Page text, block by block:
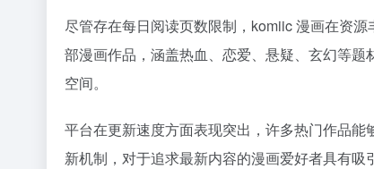
尽管存在每日阅读页数限制，komiic 漫画在资
部漫画作品，涵盖热血、恋爱、悬疑、玄幻等
空间。
平台在更新速度方面表现突出，许多热门作品
新机制，对于追求最新内容的漫画爱好者具有